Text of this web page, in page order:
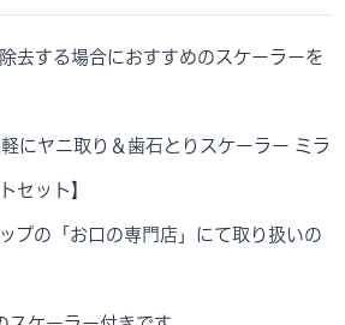
去する場合におすすめのスケーラーを
軽にヤニ取り＆歯石とりスケーラー ミラ
セット】
プの「お口の専門店」にて取り扱いの